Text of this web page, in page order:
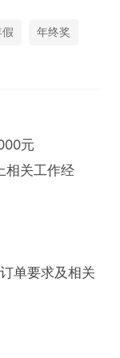
年终奖
元
相关工作经
单要求及相关
录和设备故